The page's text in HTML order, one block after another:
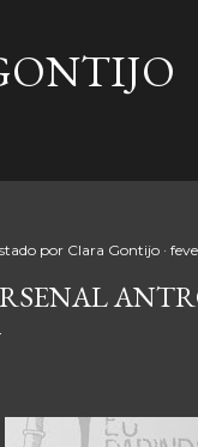
por Clara Gontijo